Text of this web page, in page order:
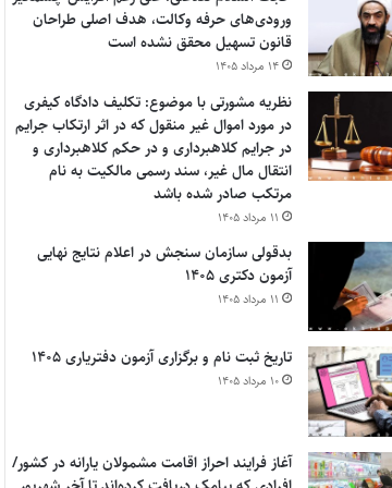
ورودی‌های حرفه وکالت، هدف اصلی طراحان
قانون تسهیل محقق نشده است
۱۴ مرداد ۱۴۰۵
نظریه مشورتی با موضوع: تکلیف دادگاه کیفری
در مورد اموال غیر منقول که در اثر ارتکاب جرایم
در جرایم کلاهبرداری و در حکم کلاهبرداری و
انتقال مال غیر، سند رسمی مالکیت به نام
مرتکب صادر شده باشد
۱۱ مرداد ۱۴۰۵
بدقولی سازمان سنجش در اعلام نتایج نهایی
آزمون دکتری ۱۴۰۵
۱۱ مرداد ۱۴۰۵
تاریخ ثبت نام و برگزاری آزمون دفتریاری ۱۴۰۵
۱۰ مرداد ۱۴۰۵
آغاز فرایند احراز اقامت مشمولان یارانه در کشور/